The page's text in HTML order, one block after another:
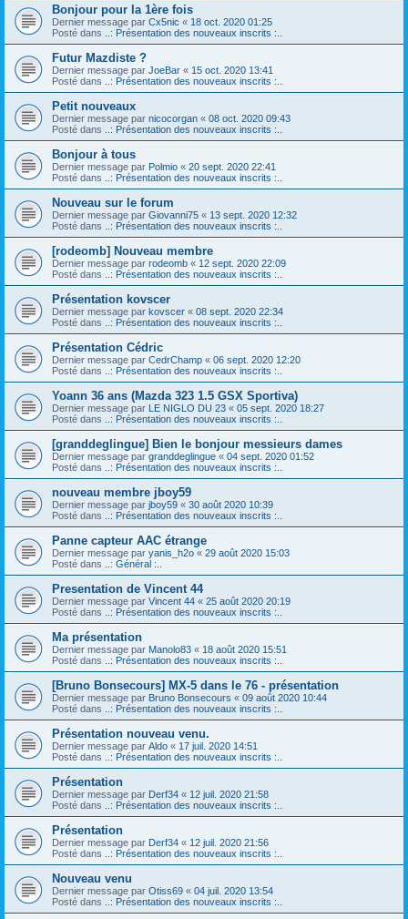
Bonjour pour la 1ère fois
Dernier message par Cx5nic « 18 oct. 2020 01:25
Posté dans
..: Présentation des nouveaux inscrits :..
Futur Mazdiste ?
Dernier message par JoeBar « 15 oct. 2020 13:41
Posté dans
..: Présentation des nouveaux inscrits :..
Petit nouveaux
Dernier message par nicocorgan « 08 oct. 2020 09:43
Posté dans
..: Présentation des nouveaux inscrits :..
Bonjour à tous
Dernier message par Polmio « 20 sept. 2020 22:41
Posté dans
..: Présentation des nouveaux inscrits :..
Nouveau sur le forum
Dernier message par Giovanni75 « 13 sept. 2020 12:32
Posté dans
..: Présentation des nouveaux inscrits :..
[rodeomb] Nouveau membre
Dernier message par rodeomb « 12 sept. 2020 22:09
Posté dans
..: Présentation des nouveaux inscrits :..
Présentation kovscer
Dernier message par kovscer « 08 sept. 2020 22:34
Posté dans
..: Présentation des nouveaux inscrits :..
Présentation Cédric
Dernier message par CedrChamp « 06 sept. 2020 12:20
Posté dans
..: Présentation des nouveaux inscrits :..
Yoann 36 ans (Mazda 323 1.5 GSX Sportiva)
Dernier message par LE NIGLO DU 23 « 05 sept. 2020 18:27
Posté dans
..: Présentation des nouveaux inscrits :..
[granddeglingue] Bien le bonjour messieurs dames
Dernier message par granddeglingue « 04 sept. 2020 01:52
Posté dans
..: Présentation des nouveaux inscrits :..
nouveau membre jboy59
Dernier message par jboy59 « 30 août 2020 10:39
Posté dans
..: Présentation des nouveaux inscrits :..
Panne capteur AAC étrange
Dernier message par yanis_h2o « 29 août 2020 15:03
Posté dans
..: Général :..
Presentation de Vincent 44
Dernier message par Vincent 44 « 25 août 2020 20:19
Posté dans
..: Présentation des nouveaux inscrits :..
Ma présentation
Dernier message par Manolo83 « 18 août 2020 15:51
Posté dans
..: Présentation des nouveaux inscrits :..
[Bruno Bonsecours] MX-5 dans le 76 - présentation
Dernier message par Bruno Bonsecours « 09 août 2020 10:44
Posté dans
..: Présentation des nouveaux inscrits :..
Présentation nouveau venu.
Dernier message par Aldo « 17 juil. 2020 14:51
Posté dans
..: Présentation des nouveaux inscrits :..
Présentation
Dernier message par Derf34 « 12 juil. 2020 21:58
Posté dans
..: Présentation des nouveaux inscrits :..
Présentation
Dernier message par Derf34 « 12 juil. 2020 21:56
Posté dans
..: Présentation des nouveaux inscrits :..
Nouveau venu
Dernier message par Otiss69 « 04 juil. 2020 13:54
Posté dans
..: Présentation des nouveaux inscrits :..